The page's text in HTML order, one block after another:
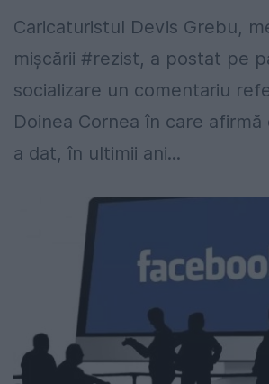
Caricaturistul Devis Grebu,
mișcării #rezist, a postat pe
socializare un comentariu
Doinea Cornea în care afirmă
a dat, în ultimii ani...